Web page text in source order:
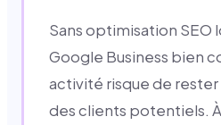
Sans optimisation SEO
Google Business bien
activité risque de rester
des clients potentiels.